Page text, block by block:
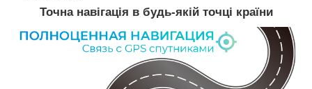
Точна навігація в будь-якій точці країни